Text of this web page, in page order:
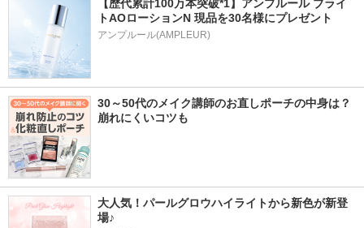
【歴代累計100万本突破*1】アンプルール ブライ
トAOローションN 現品を30名様にプレゼント
アンプルール(AMPLEUR)
30～50代のメイク講師のお直しポーチの中身は？
崩れにくいコツも
大人気！パールグロウハイライトから新色が新登
場♪